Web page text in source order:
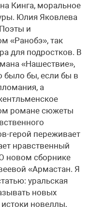
Кинга, моральное
Юлия Яковлева
и
«Ранобэ», так
для подростков. В
«Нашествие»,
было бы, если бы в
а
романе сюжеты
герой переживает
нравственный
новом сборнике
«Армастан. Я
уральская
новых
новеллы,